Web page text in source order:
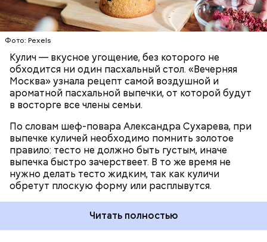
Фото: Pexels
Кулич — вкусное угощение, без которого не
обходится ни один пасхальный стол. «Вечерняя
Москва» узнала рецепт самой воздушной и
ароматной пасхальной выпечки, от которой будут
в восторге все члены семьи.
По словам шеф-повара Александра Сухарева, при
выпечке куличей необходимо помнить золотое
правило: тесто не должно быть густым, иначе
выпечка быстро зачерствеет. В то же время не
нужно делать тесто жидким, так как куличи
обретут плоскую форму или расплывутся.
Читать полностью